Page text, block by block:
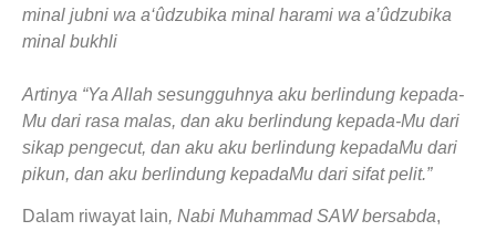
minal jubni wa a‘ûdzubika minal harami wa a’ûdzubika
minal bukhli
Artinya “Ya Allah sesungguhnya aku berlindung kepada-
Mu dari rasa malas, dan aku berlindung kepada-Mu dari
sikap pengecut, dan aku aku berlindung kepadaMu dari
pikun, dan aku berlindung kepadaMu dari sifat pelit.”
Dalam riwayat lain, Nabi Muhammad SAW bersabda,